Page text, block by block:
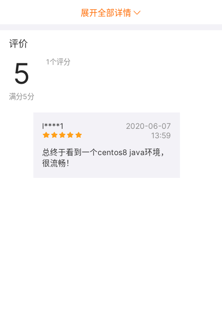
Redis7.4.7
Jemalloc5.3.0
展开全部详情
评价
5
满分5分
1个评分
l****1
2020-06-07
13:59
总终于看到一个centos8 java环境，
很流畅！